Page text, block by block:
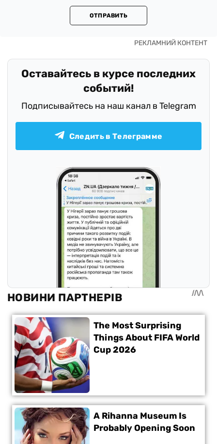
ОТПРАВИТЬ
Оставайтесь в курсе последних
событий!
Подписывайтесь на наш канал в Telegram
Следить в Телеграмме